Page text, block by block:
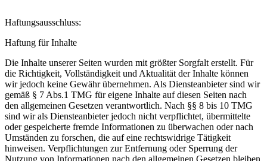
Haftungsausschluss:
Haftung für Inhalte
Die Inhalte unserer Seiten wurden mit größter Sorgfalt erstellt. Für
die Richtigkeit, Vollständigkeit und Aktualität der Inhalte können
wir jedoch keine Gewähr übernehmen. Als Diensteanbieter sind wir
gemäß § 7 Abs.1 TMG für eigene Inhalte auf diesen Seiten nach
den allgemeinen Gesetzen verantwortlich. Nach §§ 8 bis 10 TMG
sind wir als Diensteanbieter jedoch nicht verpflichtet, übermittelte
oder gespeicherte fremde Informationen zu überwachen oder nach
Umständen zu forschen, die auf eine rechtswidrige Tätigkeit
hinweisen. Verpflichtungen zur Entfernung oder Sperrung der
Nutzung von Informationen nach den allgemeinen Gesetzen bleiben